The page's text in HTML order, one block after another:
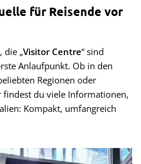
für Reisende vor
die „Visitor Centre“ sind
Anlaufpunkt. Ob in den
Regionen oder
du viele Informationen,
Kompakt, umfangreich